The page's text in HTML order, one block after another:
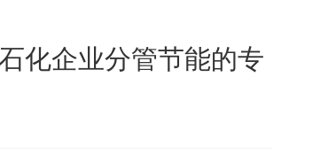
化企业分管节能的专